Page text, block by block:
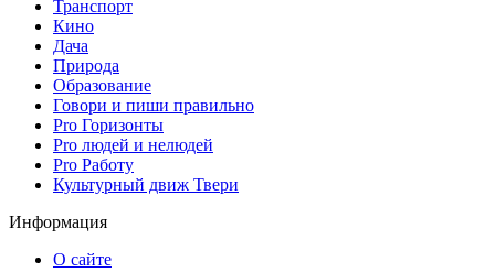
Транспорт
Кино
Дача
Природа
Образование
Говори и пиши правильно
Pro Горизонты
Pro людей и нелюдей
Pro Работу
Культурный движ Твери
Информация
О сайте